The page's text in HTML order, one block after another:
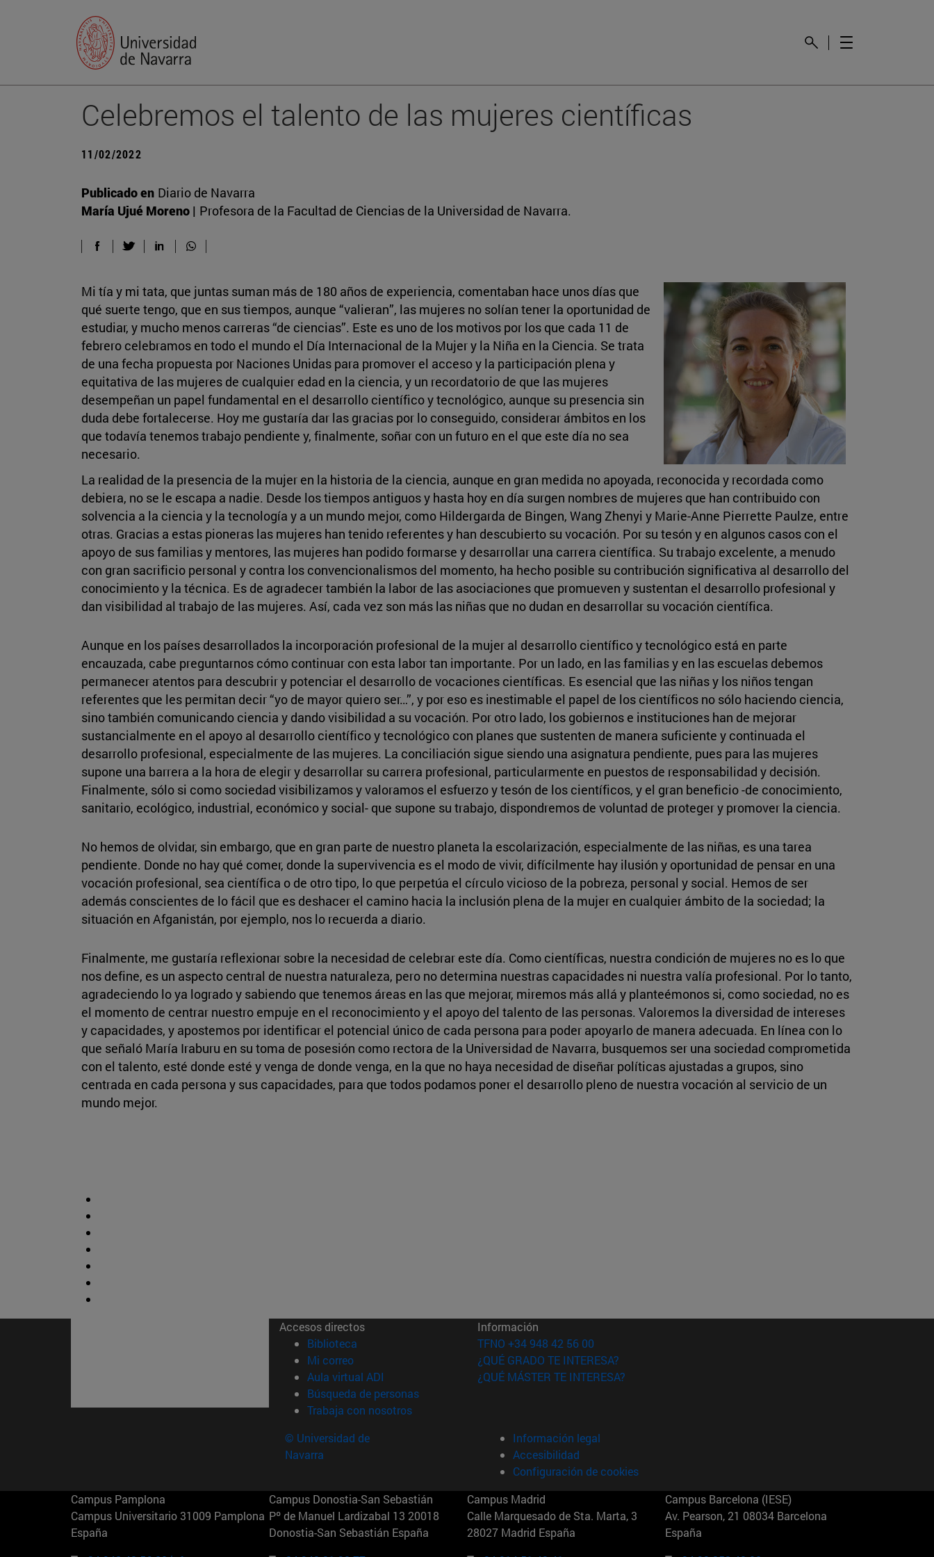
Celebremos el talento de las mujeres científicas
11/02/2022
Publicado en Diario de Navarra
María Ujué Moreno | Profesora de la Facultad de Ciencias de la Universidad de Navarra.
Mi tía y mi tata, que juntas suman más de 180 años de experiencia, comentaban hace unos días que
qué suerte tengo, que en sus tiempos, aunque “valieran”, las mujeres no solían tener la oportunidad de
estudiar, y mucho menos carreras “de ciencias”. Este es uno de los motivos por los que cada 11 de
febrero celebramos en todo el mundo el Día Internacional de la Mujer y la Niña en la Ciencia. Se trata
de una fecha propuesta por Naciones Unidas para promover el acceso y la participación plena y
equitativa de las mujeres de cualquier edad en la ciencia, y un recordatorio de que las mujeres
desempeñan un papel fundamental en el desarrollo científico y tecnológico, aunque su presencia sin
duda debe fortalecerse. Hoy me gustaría dar las gracias por lo conseguido, considerar ámbitos en los
que todavía tenemos trabajo pendiente y, finalmente, soñar con un futuro en el que este día no sea
necesario.
La realidad de la presencia de la mujer en la historia de la ciencia, aunque en gran medida no apoyada, reconocida y recordada como
debiera, no se le escapa a nadie. Desde los tiempos antiguos y hasta hoy en día surgen nombres de mujeres que han contribuido con
solvencia a la ciencia y la tecnología y a un mundo mejor, como Hildergarda de Bingen, Wang Zhenyi y Marie-Anne Pierrette Paulze, entre
otras. Gracias a estas pioneras las mujeres han tenido referentes y han descubierto su vocación. Por su tesón y en algunos casos con el
apoyo de sus familias y mentores, las mujeres han podido formarse y desarrollar una carrera científica. Su trabajo excelente, a menudo
con gran sacrificio personal y contra los convencionalismos del momento, ha hecho posible su contribución significativa al desarrollo del
conocimiento y la técnica. Es de agradecer también la labor de las asociaciones que promueven y sustentan el desarrollo profesional y
dan visibilidad al trabajo de las mujeres. Así, cada vez son más las niñas que no dudan en desarrollar su vocación científica.
Aunque en los países desarrollados la incorporación profesional de la mujer al desarrollo científico y tecnológico está en parte
encauzada, cabe preguntarnos cómo continuar con esta labor tan importante. Por un lado, en las familias y en las escuelas debemos
permanecer atentos para descubrir y potenciar el desarrollo de vocaciones científicas. Es esencial que las niñas y los niños tengan
referentes que les permitan decir “yo de mayor quiero ser…”, y por eso es inestimable el papel de los científicos no sólo haciendo ciencia,
sino también comunicando ciencia y dando visibilidad a su vocación. Por otro lado, los gobiernos e instituciones han de mejorar
sustancialmente en el apoyo al desarrollo científico y tecnológico con planes que sustenten de manera suficiente y continuada el
desarrollo profesional, especialmente de las mujeres. La conciliación sigue siendo una asignatura pendiente, pues para las mujeres
supone una barrera a la hora de elegir y desarrollar su carrera profesional, particularmente en puestos de responsabilidad y decisión.
Finalmente, sólo si como sociedad visibilizamos y valoramos el esfuerzo y tesón de los científicos, y el gran beneficio -de conocimiento,
sanitario, ecológico, industrial, económico y social- que supone su trabajo, dispondremos de voluntad de proteger y promover la ciencia.
No hemos de olvidar, sin embargo, que en gran parte de nuestro planeta la escolarización, especialmente de las niñas, es una tarea
pendiente. Donde no hay qué comer, donde la supervivencia es el modo de vivir, difícilmente hay ilusión y oportunidad de pensar en una
vocación profesional, sea científica o de otro tipo, lo que perpetúa el círculo vicioso de la pobreza, personal y social. Hemos de ser
además conscientes de lo fácil que es deshacer el camino hacia la inclusión plena de la mujer en cualquier ámbito de la sociedad; la
situación en Afganistán, por ejemplo, nos lo recuerda a diario.
Finalmente, me gustaría reflexionar sobre la necesidad de celebrar este día. Como científicas, nuestra condición de mujeres no es lo que
nos define, es un aspecto central de nuestra naturaleza, pero no determina nuestras capacidades ni nuestra valía profesional. Por lo tanto,
agradeciendo lo ya logrado y sabiendo que tenemos áreas en las que mejorar, miremos más allá y planteémonos si, como sociedad, no es
el momento de centrar nuestro empuje en el reconocimiento y el apoyo del talento de las personas. Valoremos la diversidad de intereses
y capacidades, y apostemos por identificar el potencial único de cada persona para poder apoyarlo de manera adecuada. En línea con lo
que señaló María Iraburu en su toma de posesión como rectora de la Universidad de Navarra, busquemos ser una sociedad comprometida
con el talento, esté donde esté y venga de donde venga, en la que no haya necesidad de diseñar políticas ajustadas a grupos, sino
centrada en cada persona y sus capacidades, para que todos podamos poner el desarrollo pleno de nuestra vocación al servicio de un
mundo mejor.
Accesos directos
Biblioteca (abre en nueva ventana)
Mi correo(abre en nueva ventana)
Aula virtual ADI (abre en nueva ventana)
Búsqueda de personas(abre en nueva ventana)
Trabaja con nosotros(abre en nueva ventana)
Información
TFNO +34 948 42 56 00
¿QUÉ GRADO TE INTERESA?
¿QUÉ MÁSTER TE INTERESA?
© Universidad de
Navarra
Información legal
Accesibilidad
Configuración de cookies
Campus Pamplona
Campus Universitario 31009 Pamplona
España
Campus Donostia-San Sebastián
Pº de Manuel Lardizabal 13 20018
Donostia-San Sebastián España
Campus Madrid
Calle Marquesado de Sta. Marta, 3
28027 Madrid España
Campus Barcelona (IESE)
Av. Pearson, 21 08034 Barcelona
España